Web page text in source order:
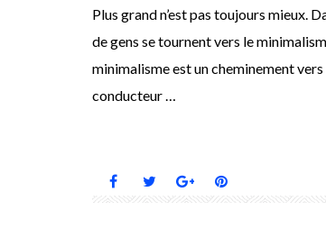
Plus grand n’est pas toujours mieux.
de gens se tournent vers le
minimalisme est un cheminement
conducteur …